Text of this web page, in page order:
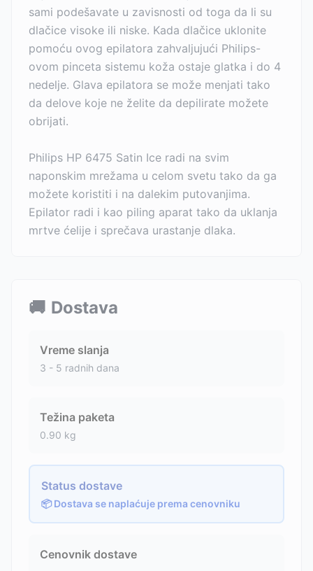
sami podešavate u zavisnosti od toga da li su
dlačice visoke ili niske. Kada dlačice uklonite
pomoću ovog epilatora zahvaljujući Philips-
ovom pinceta sistemu koža ostaje glatka i do 4
nedelje. Glava epilatora se može menjati tako
da delove koje ne želite da depilirate možete
obrijati.
Philips HP 6475 Satin Ice radi na svim
naponskim mrežama u celom svetu tako da ga
možete koristiti i na dalekim putovanjima.
Epilator radi i kao piling aparat tako da uklanja
mrtve ćelije i sprečava urastanje dlaka.
🚚 Dostava
Vreme slanja
3 - 5 radnih dana
Težina paketa
0.90 kg
Status dostave
📦 Dostava se naplaćuje prema cenovniku
Cenovnik dostave